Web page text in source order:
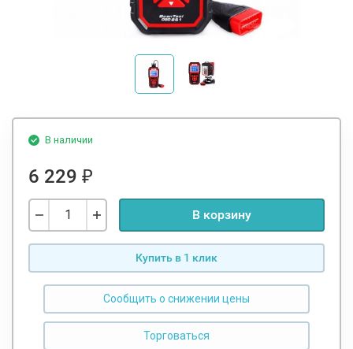
В наличии
6 229 ₽
В корзину
Купить в 1 клик
Сообщить о снижении цены